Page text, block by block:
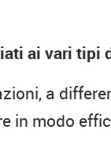
ai vari tipi
a
in modo